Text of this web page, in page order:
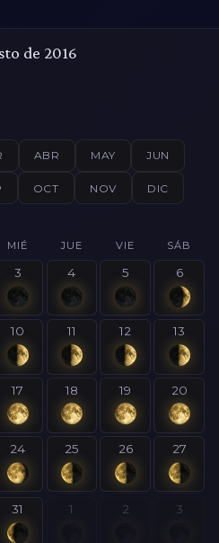
de 2016
ABR MAY JUN
OCT NOV DIC
MIÉ JUE VIE SÁB
3 4 5 6
10 11 12 13
17 18 19 20
24 25 26 27
31 1 2 3